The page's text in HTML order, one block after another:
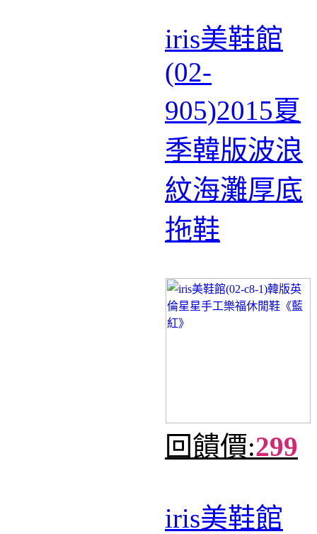
iris美鞋館
(02-
905)2015夏
季韓版波浪
紋海灘厚底
拖鞋
回饋價:299
iris美鞋館